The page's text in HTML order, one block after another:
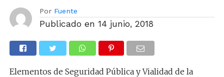
Por Fuente
Publicado en 14 junio, 2018
Elementos de Seguridad Pública y Vialidad de la